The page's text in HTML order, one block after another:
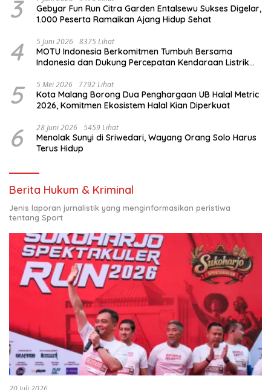
3
Gebyar Fun Run Citra Garden Entalsewu Sukses Digelar,
1.000 Peserta Ramaikan Ajang Hidup Sehat
4 5 Juni 2026 8375 Lihat
MOTU Indonesia Berkomitmen Tumbuh Bersama
Indonesia dan Dukung Percepatan Kendaraan Listrik
5 5 Mei 2026 7792 Lihat
Kota Malang Borong Dua Penghargaan UB Halal Metric
2026, Komitmen Ekosistem Halal Kian Diperkuat
6 28 Juni 2026 5459 Lihat
Menolak Sunyi di Sriwedari, Wayang Orang Solo Harus
Terus Hidup
Berita Hukum & Kriminal
Jenis laporan jurnalistik yang menginformasikan peristiwa
tentang Sport